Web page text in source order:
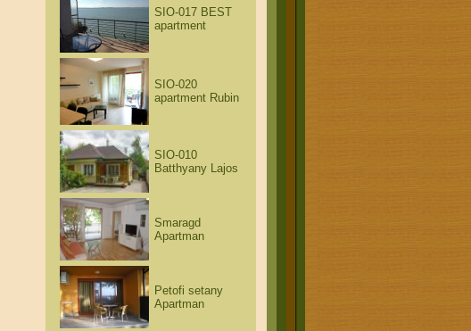
SIO-017 BEST
apartment
SIO-020
apartment Rubin
SIO-010
Batthyany Lajos
Smaragd
Apartman
Petofi setany
Apartman